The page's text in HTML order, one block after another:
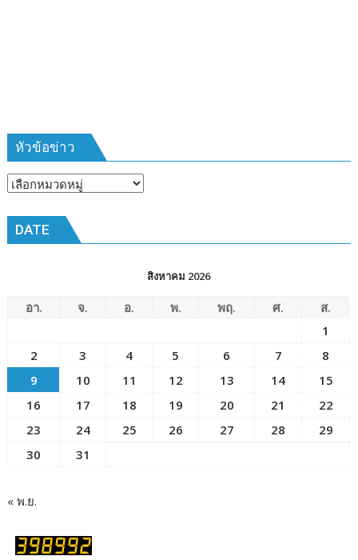
๒๕๖๙
หัวข้อข่าว
หัวข้อ
DATE
สิงหาคม 2026
อา. จ. อ. พ. พฤ. ศ.
ส.
1
2
3 4 5 6 7
8
9
10 11 12 13 14
15
16
17 18 19 20 21
22
23
24 25 26 27 28
29
30
31
« พ.ย.